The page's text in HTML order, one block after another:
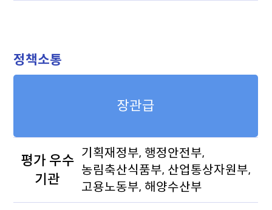
정책소통
장관급
평가 우수
기관
기획재정부, 행정안전부,
농림축산식품부, 산업통상자원부,
고용노동부, 해양수산부